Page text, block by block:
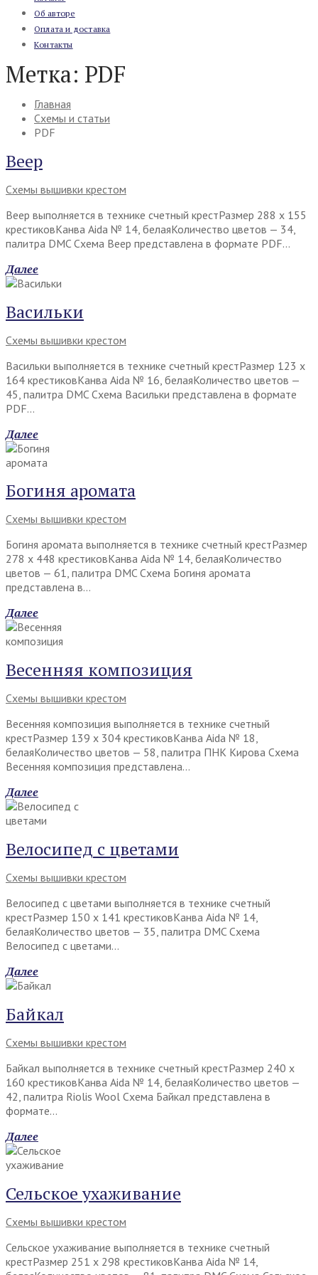
Об авторе
Оплата и доставка
Контакты
Метка: PDF
Главная
Схемы и статьи
PDF
Веер
Схемы вышивки крестом
Веер выполняется в технике счетный крестРазмер 288 х 155
крестиковКанва Aida № 14, белаяКоличество цветов — 34,
палитра DMC Схема Веер представлена в формате PDF…
Далее
Васильки
Схемы вышивки крестом
Васильки выполняется в технике счетный крестРазмер 123 х
164 крестиковКанва Aida № 16, белаяКоличество цветов —
45, палитра DMC Схема Васильки представлена в формате
PDF…
Далее
Богиня аромата
Схемы вышивки крестом
Богиня аромата выполняется в технике счетный крестРазмер
278 х 448 крестиковКанва Aida № 14, белаяКоличество
цветов — 61, палитра DMC Схема Богиня аромата
представлена в…
Далее
Весенняя композиция
Схемы вышивки крестом
Весенняя композиция выполняется в технике счетный
крестРазмер 139 х 304 крестиковКанва Aida № 18,
белаяКоличество цветов — 58, палитра ПНК Кирова Схема
Весенняя композиция представлена…
Далее
Велосипед с цветами
Схемы вышивки крестом
Велосипед с цветами выполняется в технике счетный
крестРазмер 150 х 141 крестиковКанва Aida № 14,
белаяКоличество цветов — 35, палитра DMC Схема
Велосипед с цветами…
Далее
Байкал
Схемы вышивки крестом
Байкал выполняется в технике счетный крестРазмер 240 х
160 крестиковКанва Aida № 14, белаяКоличество цветов —
42, палитра Riolis Wool Схема Байкал представлена в
формате…
Далее
Сельское ухаживание
Схемы вышивки крестом
Сельское ухаживание выполняется в технике счетный
крестРазмер 251 х 298 крестиковКанва Aida № 14,